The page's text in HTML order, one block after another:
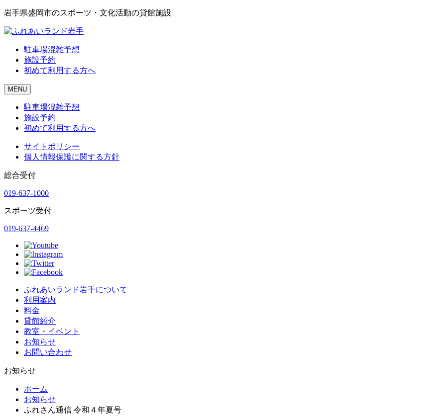
岩手県盛岡市のスポーツ・文化活動の貸館施設
駐車場混雑予想
施設予約
初めて利用する方へ
MENU
駐車場混雑予想
施設予約
初めて利用する方へ
サイトポリシー
個人情報保護に関する方針
総合受付
019-637-1000
スポーツ受付
019-637-4469
ふれあいランド岩手について
利用案内
料金
貸館紹介
教室・イベント
お知らせ
お問い合わせ
お知らせ
ホーム
お知らせ
ふれさん通信 令和４年夏号